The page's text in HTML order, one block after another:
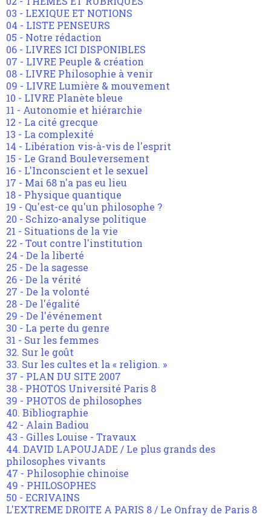
03 - LEXIQUE ET NOTIONS
04 - LISTE PENSEURS
05 - Notre rédaction
06 - LIVRES ICI DISPONIBLES
07 - LIVRE Peuple & création
08 - LIVRE Philosophie à venir
09 - LIVRE Lumière & mouvement
10 - LIVRE Planète bleue
11 - Autonomie et hiérarchie
12 - La cité grecque
13 - La complexité
14 - Libération vis-à-vis de l'esprit
15 - Le Grand Bouleversement
16 - L'Inconscient et le sexuel
17 - Mai 68 n'a pas eu lieu
18 - Physique quantique
19 - Qu'est-ce qu'un philosophe ?
20 - Schizo-analyse politique
21 - Situations de la vie
22 - Tout contre l'institution
24 - De la liberté
25 - De la sagesse
26 - De la vérité
27 - De la volonté
28 - De l'égalité
29 - De l'événement
30 - La perte du genre
31 - Sur les femmes
32. Sur le goût
33. Sur les cultes et la « religion. »
37 - PLAN DU SITE 2007
38 - PHOTOS Université Paris 8
39 - PHOTOS de philosophes
40. Bibliographie
42 - Alain Badiou
43 - Gilles Louise - Travaux
44. DAVID LAPOUJADE / Le plus grands des
philosophes vivants
47 - Philosophie chinoise
49 - PHILOSOPHES
50 - ECRIVAINS
L'EXTREME DROITE A PARIS 8 / Le Onfray de Paris 8